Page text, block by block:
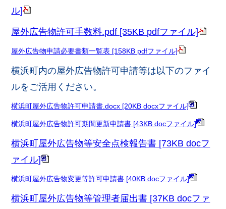
ル]
屋外広告物許可手数料.pdf [35KB pdfファイル]
屋外広告物申請必要書類一覧表 [158KB pdfファイル]
横浜町内の屋外広告物許可申請等は以下のファイ
ルをご活用ください。
横浜町屋外広告物許可申請書.docx [20KB docxファイル]
横浜町屋外広告物許可期間更新申請書 [43KB docファイル]
横浜町屋外広告物等安全点検報告書 [73KB docフ
ァイル]
横浜町屋外広告物変更等許可申請書 [40KB docファイル]
横浜町屋外広告物等管理者届出書 [37KB docファ